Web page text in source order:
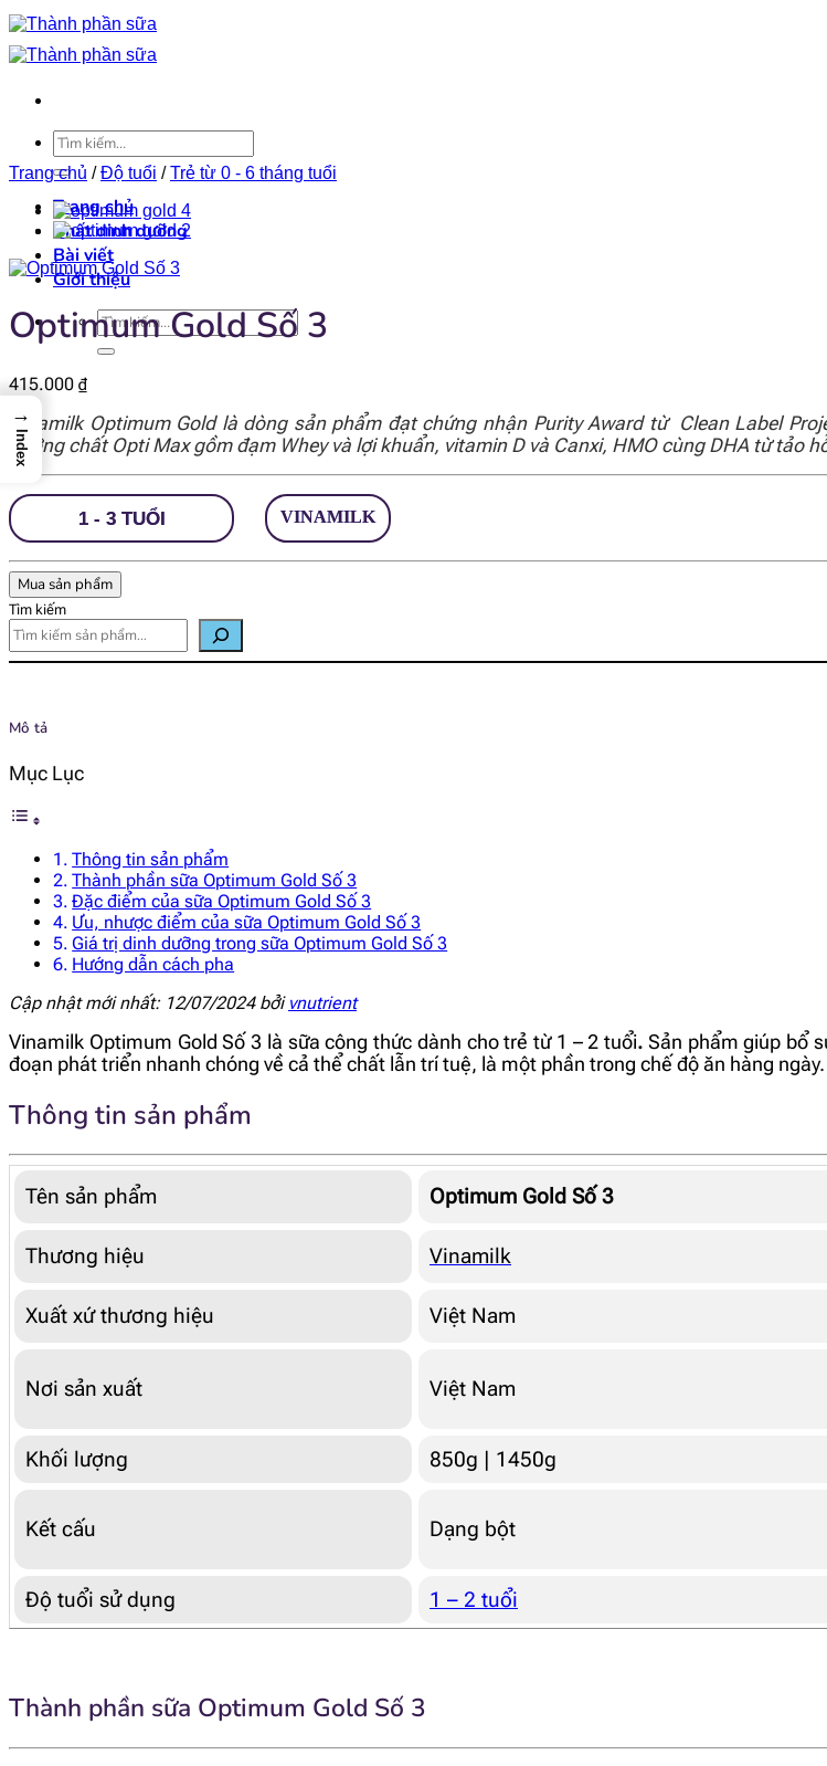
Bỏ
qua
nội
Tìm
kiếm:
Trang chủ
Chất dinh dưỡng
Bài viết
Giới thiệu
Tìm
kiếm:
Trang chủ / Độ tuổi / Trẻ từ 0 - 6 tháng tuổi
Optimum Gold Số 3
415.000 ₫
Vinamilk Optimum Gold là dòng sản phẩm đạt chứng nhận Purity Award từ Clean Label
dưỡng chất Opti Max gồm đạm Whey và lợi khuẩn, vitamin D và Canxi, HMO cùng DHA từ tảo
1 - 3 TUỔI VINAMILK
Mua sản phẩm
Tìm kiếm
Mô tả
Mục Lục
Thông tin sản phẩm
Thành phần sữa Optimum Gold Số 3
Đặc điểm của sữa Optimum Gold Số 3
Ưu, nhược điểm của sữa Optimum Gold Số 3
Giá trị dinh dưỡng trong sữa Optimum Gold Số 3
Hướng dẫn cách pha
Cập nhật mới nhất: 12/07/2024 bởi vnutrient
Vinamilk Optimum Gold Số 3 là sữa công thức dành cho trẻ từ 1 – 2 tuổi. Sản phẩm giúp bổ
đoạn phát triển nhanh chóng về cả thể chất lẫn trí tuệ, là một phần trong chế độ ăn hàng ngày.
Thông tin sản phẩm
Tên sản phẩm Optimum Gold Số 3
Thương hiệu Vinamilk
Xuất xứ thương hiệu Việt Nam
Nơi sản xuất Việt Nam
Khối lượng 850g | 1450g
Kết cấu Dạng bột
Độ tuổi sử dụng 1 – 2 tuổi
Thành phần sữa Optimum Gold Số 3
→
Index